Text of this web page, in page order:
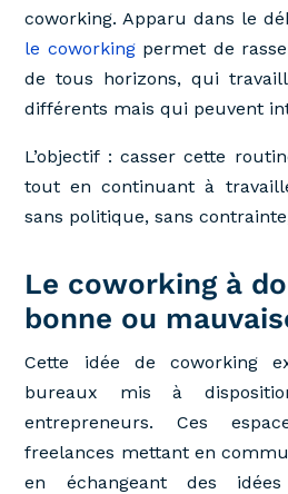
coworking. Apparu dans le
le coworkingpermet de
de tous horizons, qui
différents mais qui peuvent
L’objectif : casser cette
tout en continuant à
sans politique, sans
Le coworking à
bonne ou
Cette idée de coworking
bureaux mis à
entrepreneurs. Ces
freelances mettant en
en échangeant des